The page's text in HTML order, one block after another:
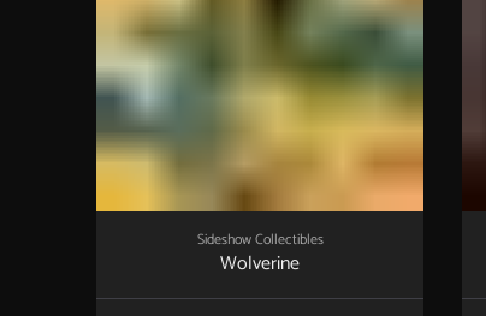
Sideshow Collectibles
Wolverine